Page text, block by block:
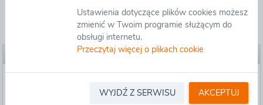
Ustawienia dotyczące plików cookies możesz
zmienić w Twoim programie służącym do
obsługi internetu.
Przeczytaj więcej o plikach cookie
WYJDŹ Z SERWISU AKCEPTUJ
Pytania/Informacje
Ustawienia postępowania
Informacje ogólne
GENERALNA DYREKCJA DRÓG